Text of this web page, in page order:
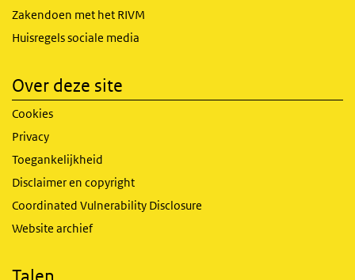
Zakendoen met het RIVM
Huisregels sociale media
Over deze site
Cookies
Privacy
Toegankelijkheid
Disclaimer en copyright
Coordinated Vulnerability Disclosure
Website archief
Talen